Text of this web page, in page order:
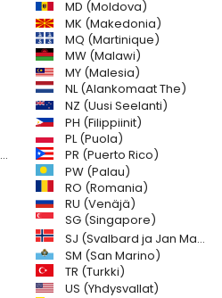
MD (Moldova)
MK (Makedonia)
MQ (Martinique)
MW (Malawi)
MY (Malesia)
NL (Alankomaat The)
NZ (Uusi Seelanti)
PH (Filippiinit)
PL (Puola)
PR (Puerto Rico)
PW (Palau)
RO (Romania)
RU (Venäjä)
SG (Singapore)
SJ (Svalbard ja Jan Mayenin saaret)
SM (San Marino)
TR (Turkki)
US (Yhdysvallat)